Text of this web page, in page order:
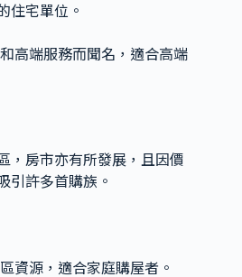
住宅單位。
高端服務而聞名，適合高端
，房市亦有所發展，且因價
引許多首購族。
資源，適合家庭購屋者。